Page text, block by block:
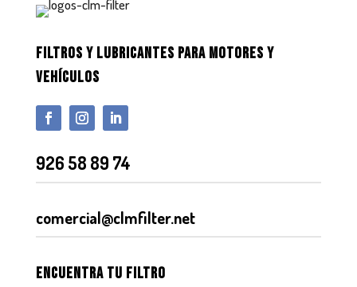
FILTROS Y LUBRICANTES PARA MOTORES Y
VEHÍCULOS
926 58 89 74
comercial@clmfilter.net
Encuentra tu filtro